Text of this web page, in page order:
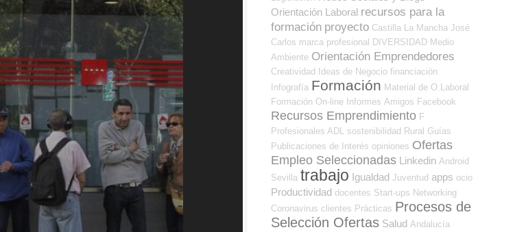
Orientación Laboral recursos para la
formación proyecto Castilla La Mancha José
Carlos marca profesional DIVERSIDAD Medio
Ambiente Orientación Emprendedores
Creatividad Ideas de Negocio financiación
Infografía Formación Material de O.Laboral
Formación On-line Informes Amigos Facebook
Recursos Emprendimiento F
Profesionales ADL
sostenibilidad Rural Guías
Publicaciones de Interés opiniones Ofertas
Empleo Seleccionadas Linkedin Android
Sevilla trabajo Igualdad Juventud apps ocio
Productividad docentes Start-ups Networking
Coronavirus clientes Prácticas Procesos de
Selección Ofertas Salud Andalucía